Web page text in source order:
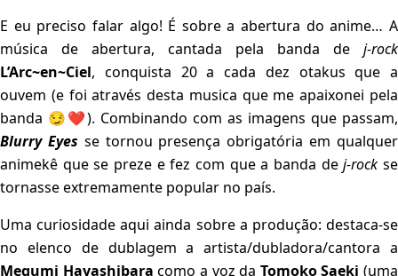
E eu preciso falar algo! É sobre a abertura do anime… A
música de abertura, cantada pela banda de j-rock
L’Arc~en~Ciel, conquista 20 a cada dez otakus que a
ouvem (e foi através desta musica que me apaixonei pela
banda 😏❤️). Combinando com as imagens que passam,
Blurry Eyes se tornou presença obrigatória em qualquer
animekê que se preze e fez com que a banda dej-rock se
tornasse extremamente popular no país.
Uma curiosidade aqui ainda sobre a produção: destaca-se
no elenco de dublagem a artista/dubladora/cantora a
Megumi Hayashibara como a voz da Tomoko Saeki (uma